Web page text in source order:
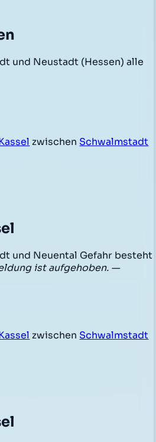
und Neustadt (Hessen) alle
zwischen Schwalmstadt
und Neuental Gefahr besteht
ist aufgehoben. —
zwischen Schwalmstadt